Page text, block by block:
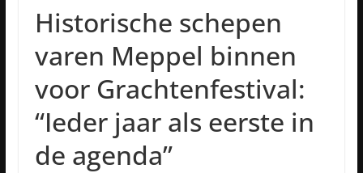
Historische schepen
varen Meppel binnen
voor Grachtenfestival:
“Ieder jaar als eerste in
de agenda”